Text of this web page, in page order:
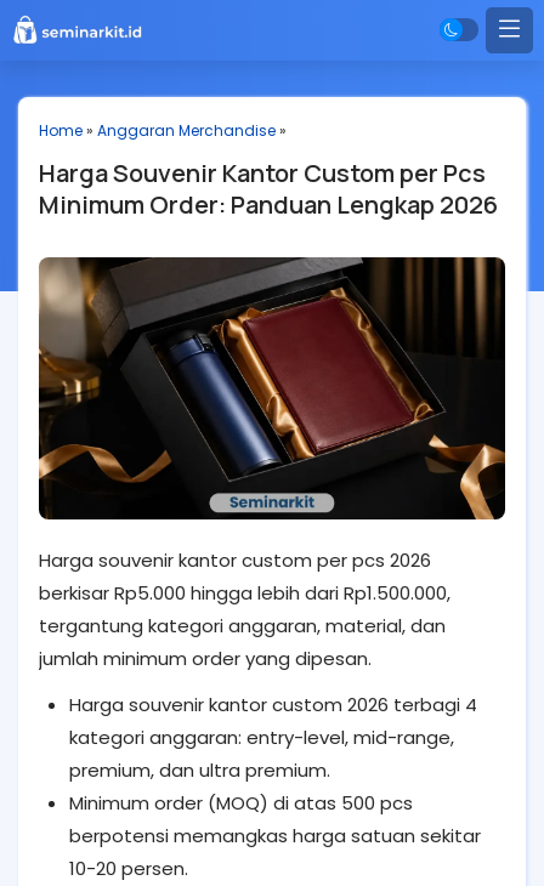
Home» Anggaran Merchandise»
Harga Souvenir Kantor Custom per Pcs
Minimum Order: Panduan Lengkap 2026
Harga souvenir kantor custom per pcs 2026
berkisar Rp5.000 hingga lebih dari Rp1.500.000,
tergantung kategori anggaran, material, dan
jumlah minimum order yang dipesan.
Harga souvenir kantor custom 2026 terbagi 4
kategori anggaran: entry-level, mid-range,
premium, dan ultra premium.
Minimum order (MOQ) di atas 500 pcs
berpotensi memangkas harga satuan sekitar
10-20 persen.